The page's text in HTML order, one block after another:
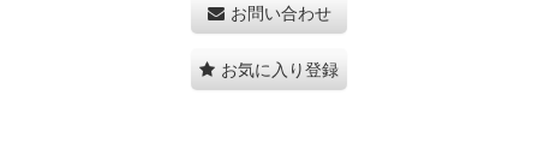
お問い合わせ
お気に入り登録